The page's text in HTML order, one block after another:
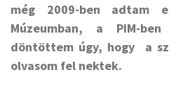
még 2009-ben adtam
Múzeumban, a PIM-
döntöttem úgy, hogy a
olvasom fel nektek.